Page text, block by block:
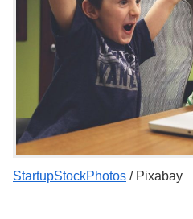
StartupStockPhotos / Pixabay